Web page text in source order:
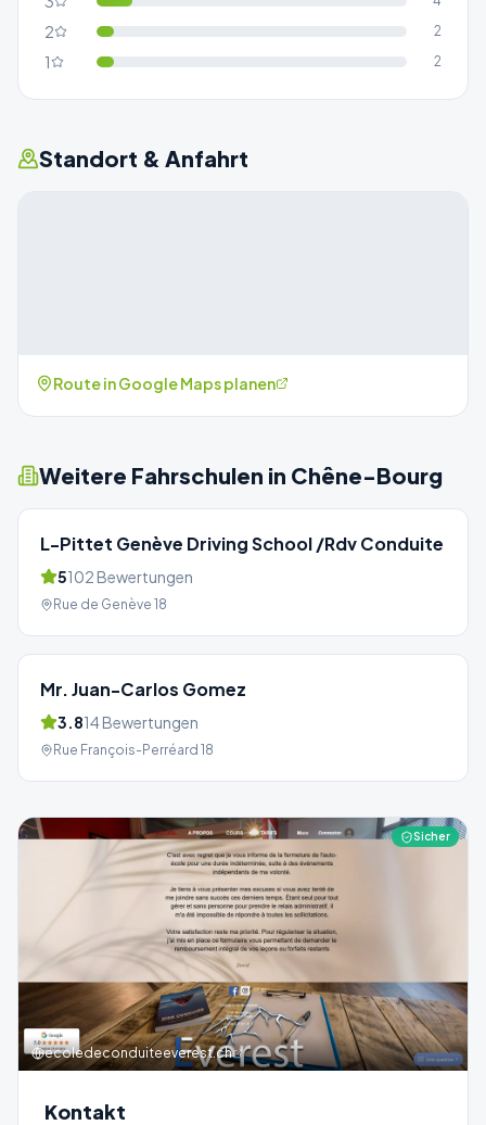
2 2
1 2
Standort & Anfahrt
Route in Google Maps planen
Weitere Fahrschulen in Chêne-Bourg
L-Pittet Genève Driving School /Rdv Conduite
5102 Bewertungen
Rue de Genève 18
Mr. Juan-Carlos Gomez
3.814Bewertungen
Rue François-Perréard 18
Sicher
ecoledeconduiteeverest.ch
Kontakt